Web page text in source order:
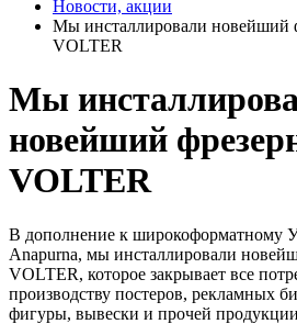
Новости, акции
Мы инсталлировали новейший
VOLTER
Мы
новейший
VOLTER
В дополнение к широкоформатному
Anapurna, мы инсталлировали
VOLTER, которое закрывает все
производству постеров, рекламных
фигуры, вывески и прочей